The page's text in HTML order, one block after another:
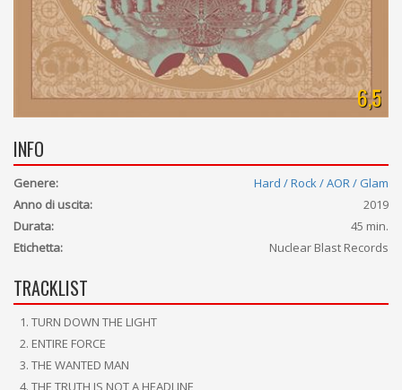
6,5
INFO
Genere:
Hard / Rock / AOR / Glam
Anno di uscita:
2019
Durata:
45 min.
Etichetta:
Nuclear Blast Records
TRACKLIST
TURN DOWN THE LIGHT
ENTIRE FORCE
THE WANTED MAN
THE TRUTH IS NOT A HEADLINE